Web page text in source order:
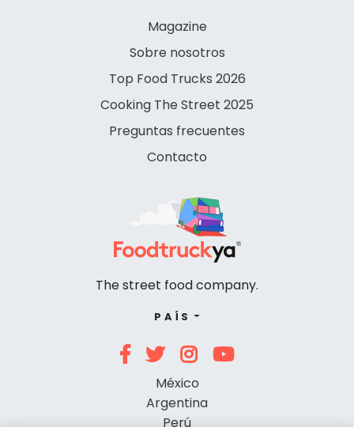
Magazine
Sobre nosotros
Top Food Trucks 2026
Cooking The Street 2025
Preguntas frecuentes
Contacto
The street food company.
PAÍS
México
Argentina
Perú